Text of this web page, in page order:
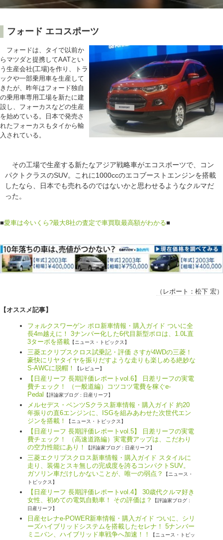
フォード エコスポーツ
フォードは、タイで以前か
らマツダと提携してAATとい
う生産会社(工場)を作り、トラ
ックや一部乗用車を生産して
きたが、昨年はフォード独自
の乗用車専用工場を新たに建
設し、フォーカスなどの生産
を始めている。日本で発売さ
れたフォーカスもタイから輸
入されている。
その工場で生産する新たなアジア戦略車がエコスポーツで、コン
パクトクラスのSUV。これに1000ccのエコブーストエンジンを搭載
したなら、日本でも売れるのではないかと思わせるようなクルマだ
った。
■愛車は今いくら?最大8社の査定で車買取最高額がわかる■
（レポート： 松下 宏）
【オススメ記事】
フォルクスワーゲン ポロ新車情報・購入ガイド ついに全
長4m越えに！ 3ナンバー化した6代目新型ポロは、1.0L直
3ターボを搭載 【ニュース・トピックス】
三菱エクリプスクロス試乗記・評価 さすが4WDの三菱！
豪快にリヤタイヤを振りだすような走りも楽しめる絶妙な
S-AWCに脱帽！
【レビュー】
【日産リーフ 長期評価レポートvol.6】 日差リーフの実電
費チェック！ （一般道編）コツコツ電費を稼ぐe-
Pedal 【評論家ブログ : 日産リーフ】
メルセデス・ベンツSクラス新車情報・購入ガイド 約20
年振りの直6エンジンに、ISGを組みあわせた次世代エン
ジンを搭載！
【ニュース・トピックス】
【日産リーフ 長期評価レポートvol.5】 日差リーフの実電
費チェック！ （高速道路編）実電費アップは、こだわり
の空力性能にあり！
【評論家ブログ : 日産リーフ】
三菱エクリプスクロス新車情報・購入ガイド スタイルに
走り、装備とスキ無しの完成度を誇るコンパクトSUV。
ガソリン車だけしかないことが、唯一の弱点？
【ニュース・
トピックス】
【日産リーフ 長期評価レポートvol.4】 30歳代クルマ好き
女性、初めての電気自動車！ その評価は？
【評論家ブログ :
日産リーフ】
日産セレナe-POWER新車情報・購入ガイド ついに、シリ
ーズハイブリッドシステムを搭載したセレナ！ 5ナンバー
ミニバン、ハイブリッド車戦争へ加速！！
【ニュース・トピッ